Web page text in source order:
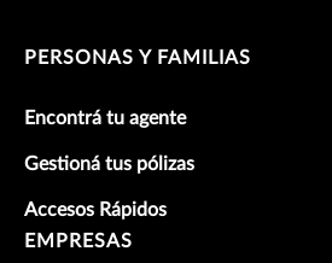
PERSONAS Y FAMILIAS
Encontrá tu agente
Gestioná tus pólizas
Accesos Rápidos
EMPRESAS